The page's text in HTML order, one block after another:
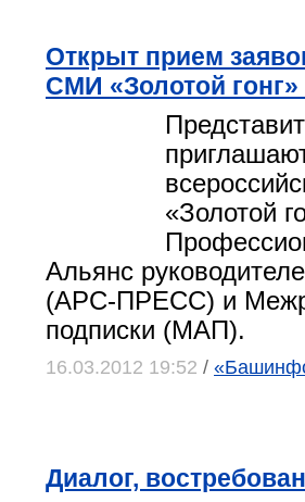
Открыт прием
СМИ «Золотой гонг»
«Золотой
Альянс
(АРС-ПРЕСС) и
подписки (МАП).
16.03.2012 19:52 /
Диалог,